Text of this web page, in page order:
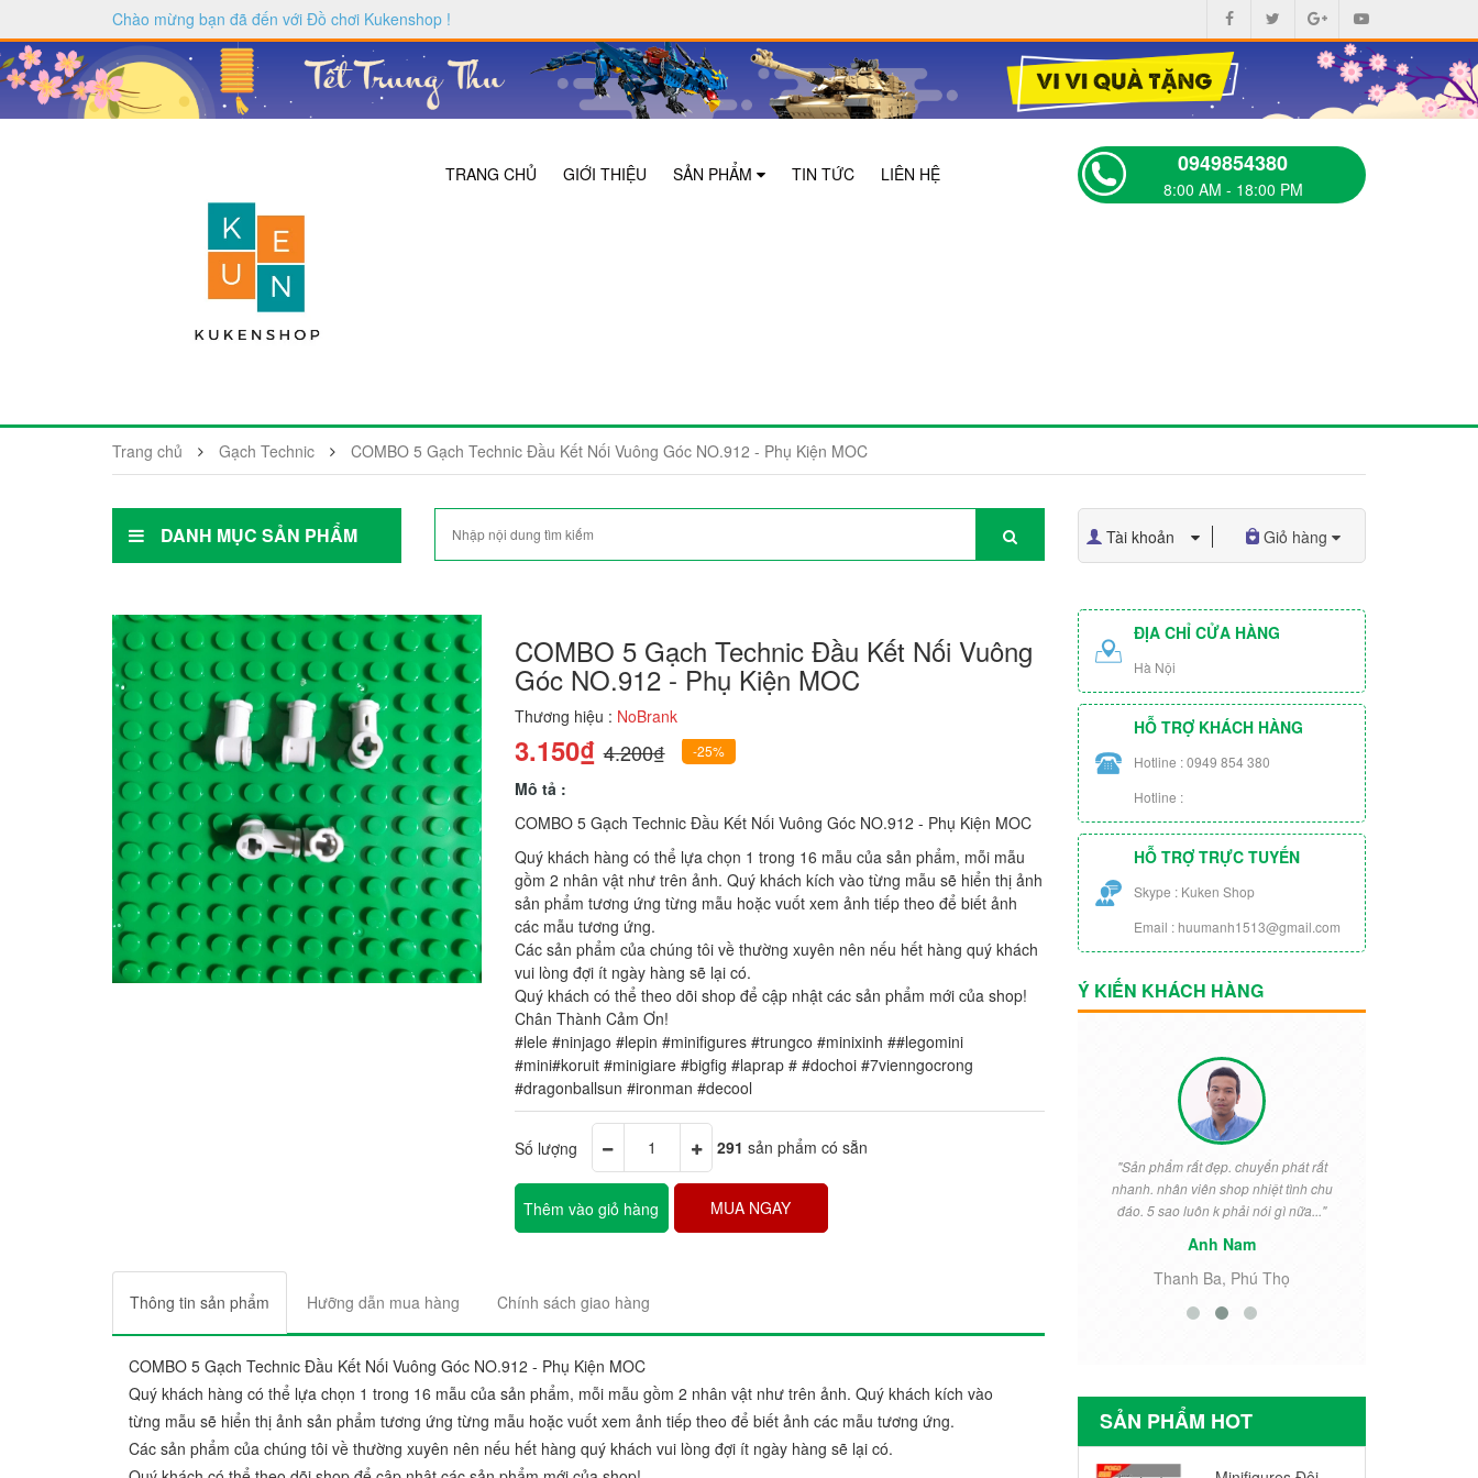
Chào mừng bạn đã đến với Đồ chơi Kukenshop !
TRANG CHỦ GIỚI THIỆU SẢN PHẨM TIN TỨC LIÊN HỆ 0949854380
8:00 AM - 18:00 PM
Trang chủ Gạch Technic COMBO 5 Gạch Technic Đầu Kết Nối Vuông Góc NO.912 - Phụ Kiện MOC
DANH MỤC SẢN PHẨM Tài khoản Giỏ hàng
COMBO 5 Gạch Technic Đầu Kết Nối Vuông
Góc NO.912 - Phụ Kiện MOC
Thương hiệu : NoBrank
3.150₫4.200₫ -25%
Mô tả :
COMBO 5 Gạch Technic Đầu Kết Nối Vuông Góc NO.912 - Phụ Kiện MOC
Quý khách hàng có thể lựa chọn 1 trong 16 mẫu của sản phẩm, mỗi mẫu
gồm 2 nhân vật như trên ảnh. Quý khách kích vào từng mẫu sẽ hiển thị ảnh
sản phẩm tương ứng từng mẫu hoặc vuốt xem ảnh tiếp theo để biết ảnh
các mẫu tương ứng.
Các sản phẩm của chúng tôi về thường xuyên nên nếu hết hàng quý khách
vui lòng đợi ít ngày hàng sẽ lại có.
Quý khách có thể theo dõi shop để cập nhật các sản phẩm mới của shop!
Chân Thành Cảm Ơn!
#lele #ninjago #lepin #minifigures #trungco #minixinh ##legomini
#mini#koruit #minigiare #bigfig #laprap # #dochoi #7vienngocrong
#dragonballsun #ironman #decool
Số lượng 291 sản phẩm có sẵn
Thêm vào giỏ hàng MUA NGAY
Thông tin sản phẩm Hưỡng dẫn mua hàng Chính sách giao hàng
COMBO 5 Gạch Technic Đầu Kết Nối Vuông Góc NO.912 - Phụ Kiện MOC
Quý khách hàng có thể lựa chọn 1 trong 16 mẫu của sản phẩm, mỗi mẫu gồm 2 nhân vật như trên ảnh. Quý khách kích vào
từng mẫu sẽ hiển thị ảnh sản phẩm tương ứng từng mẫu hoặc vuốt xem ảnh tiếp theo để biết ảnh các mẫu tương ứng.
Các sản phẩm của chúng tôi về thường xuyên nên nếu hết hàng quý khách vui lòng đợi ít ngày hàng sẽ lại có.
ĐỊA CHỈ CỬA HÀNG
Hà Nội
HỖ TRỢ KHÁCH HÀNG
Hotline : 0949 854 380
Hotline :
HỖ TRỢ TRỰC TUYẾN
Skype : Kuken Shop
Email : huumanh1513@gmail.com
Ý KIẾN KHÁCH HÀNG
đẹp. Ráp lên cái nào thích cái đó. Đóng
"Sản phẩm rất đẹp. chuyển phát rất
nhanh. nhân viên shop nhiệt tình chu
đáo. 5 sao luôn k phải nói gì nữa..."
Anh Nam
Thanh Ba, Phú Thọ
SẢN PHẨM HOT